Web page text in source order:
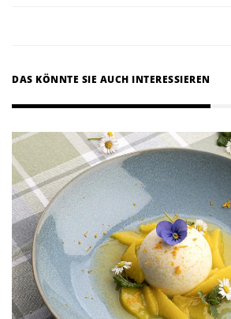
DAS KÖNNTE SIE AUCH INTERESSIEREN